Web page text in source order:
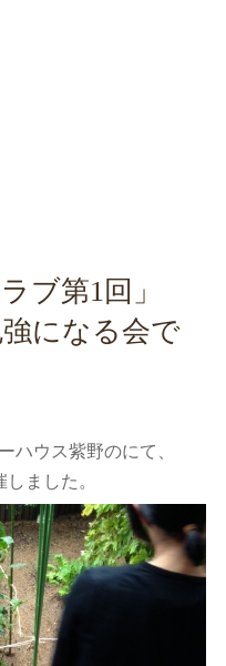
ブ第1回」
になる会で
ハウス紫野のにて、
ました。